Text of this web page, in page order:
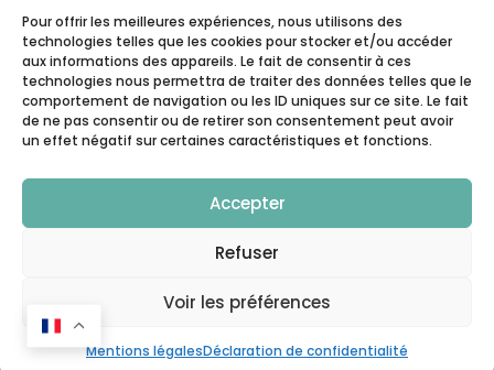
Pour offrir les meilleures expériences, nous utilisons des
technologies telles que les cookies pour stocker et/ou accéder
aux informations des appareils. Le fait de consentir à ces
technologies nous permettra de traiter des données telles que le
comportement de navigation ou les ID uniques sur ce site. Le fait
de ne pas consentir ou de retirer son consentement peut avoir
un effet négatif sur certaines caractéristiques et fonctions.
Accepter
Refuser
Voir les préférences
Mentions légalesDéclaration de confidentialité
Qui sommes-nous?
Notre histoire
Notre équipe

